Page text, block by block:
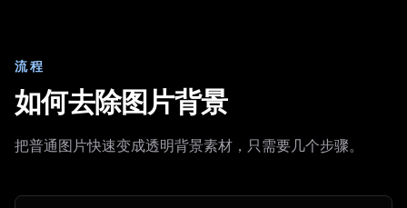
流程
如何去除图片背景
把普通图片快速变成透明背景素材，只需要几个步骤。